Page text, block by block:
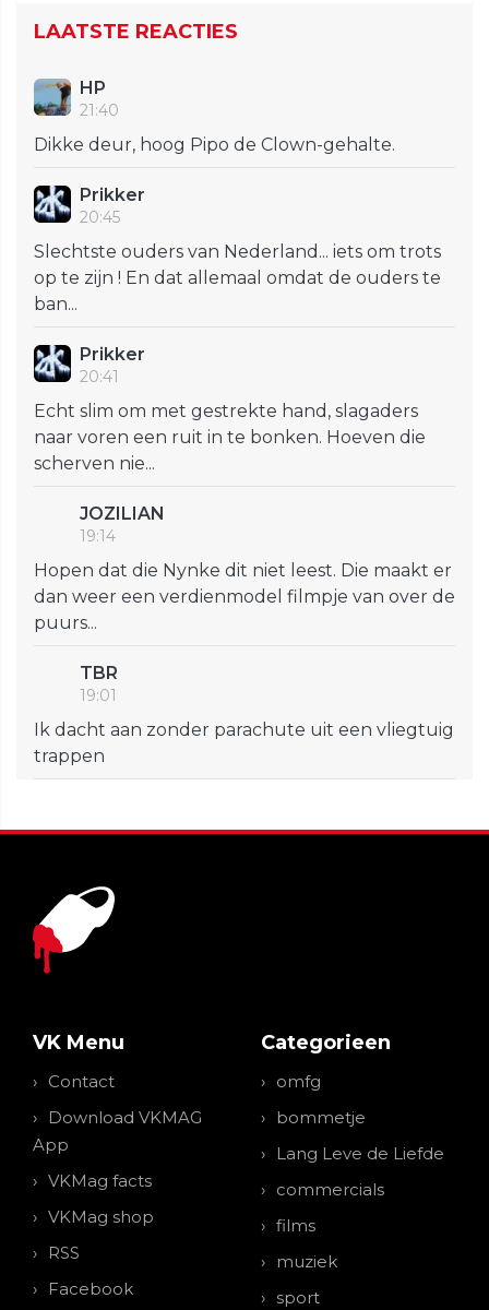
LAATSTE REACTIES
HP
21:40
Dikke deur, hoog Pipo de Clown-gehalte.
Prikker
20:45
Slechtste ouders van Nederland... iets om trots
op te zijn ! En dat allemaal omdat de ouders te
ban...
Prikker
20:41
Echt slim om met gestrekte hand, slagaders
naar voren een ruit in te bonken. Hoeven die
scherven nie...
JOZILIAN
19:14
Hopen dat die Nynke dit niet leest. Die maakt er
dan weer een verdienmodel filmpje van over de
puurs...
TBR
19:01
Ik dacht aan zonder parachute uit een vliegtuig
trappen
VK Menu
Contact
Download VKMAG
App
VKMag facts
VKMag shop
RSS
Facebook
Categorieen
omfg
bommetje
Lang Leve de Liefde
commercials
films
muziek
sport